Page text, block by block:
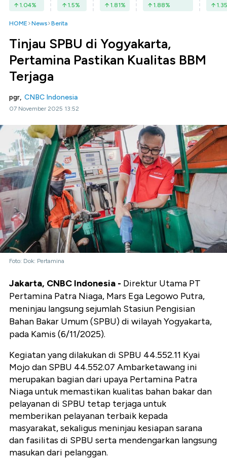
1.04% 1.5% 1.81% 1.88% 1.35
HOME News Berita
Tinjau SPBU di Yogyakarta,
Pertamina Pastikan Kualitas BBM
Terjaga
pgr, CNBC Indonesia
07 November 2025 13:52
Foto: Dok: Pertamina
Jakarta, CNBC Indonesia - Direktur Utama PT
Pertamina Patra Niaga, Mars Ega Legowo Putra,
meninjau langsung sejumlah Stasiun Pengisian
Bahan Bakar Umum (SPBU) di wilayah Yogyakarta,
pada Kamis (6/11/2025).
Kegiatan yang dilakukan di SPBU 44.552.11 Kyai
Mojo dan SPBU 44.552.07 Ambarketawang ini
merupakan bagian dari upaya Pertamina Patra
Niaga untuk memastikan kualitas bahan bakar dan
pelayanan di SPBU tetap terjaga untuk
memberikan pelayanan terbaik kepada
masyarakat, sekaligus meninjau kesiapan sarana
dan fasilitas di SPBU serta mendengarkan langsung
masukan dari pelanggan.